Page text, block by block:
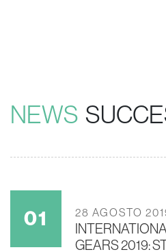
NEWS
28 AGOSTO
GEARS 2019: